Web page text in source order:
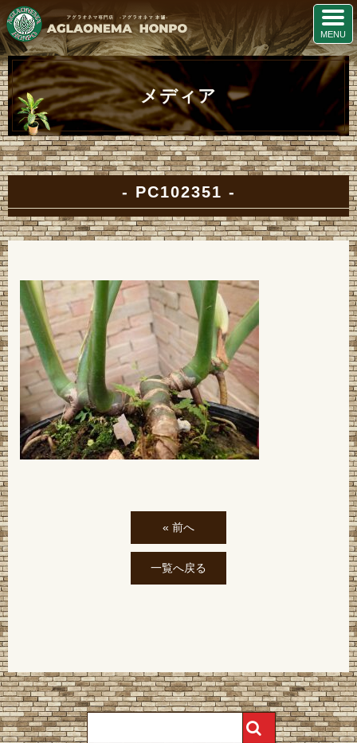
メディア
PC102351
« 前へ
一覧へ戻る